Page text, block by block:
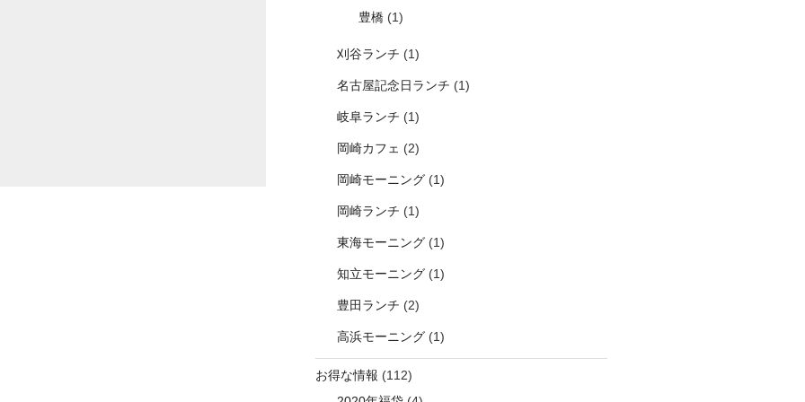
豊橋(1)
刈谷ランチ (1)
名古屋記念日ランチ (1)
岐阜ランチ (1)
岡崎カフェ (2)
岡崎モーニング(1)
岡崎ランチ (1)
東海モーニング(1)
知立モーニング(1)
豊田ランチ (2)
高浜モーニング(1)
お得な情報 (112)